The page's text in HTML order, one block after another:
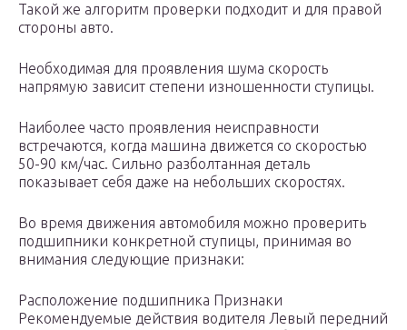
Такой же алгоритм проверки подходит и для правой
стороны авто.
Необходимая для проявления шума скорость
напрямую зависит степени изношенности ступицы.
Наиболее часто проявления неисправности
встречаются, когда машина движется со скоростью
50-90 км/час. Сильно разболтанная деталь
показывает себя даже на небольших скоростях.
Во время движения автомобиля можно проверить
подшипники конкретной ступицы, принимая во
внимания следующие признаки:
Расположение подшипника Признаки
Рекомендуемые действия водителя Левый передний